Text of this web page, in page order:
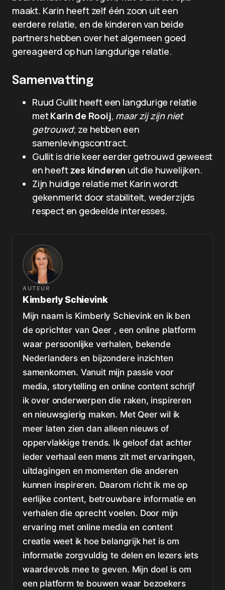
maakt. Karin heeft zelf één zoon uit een
eerdere relatie, en de kinderen van beide
partners hebben over het algemeen goed
gereageerd op hun langdurige relatie.
Samenvatting
Ruud Gullit heeft een langdurige relatie
metKarin de Rooij, maar zij zijn niet
getrouwd; ze hebben een
samenlevingscontract.
Gullit is drie keer eerder getrouwd geweest
en heeftzes kinderen uit die huwelijken.
Zijn huidige relatie met Karin wordt
gekenmerkt door stabiliteit, wederzijds
respect en gedeelde interesses.
AUTEUR
Kimberly Schievink
Mijn naam is Kimberly Schievink en ik ben
de oprichter van Qeer , een online platform
waar persoonlijke verhalen, bekende
Nederlanders en bijzondere inzichten
samenkomen. Vanuit mijn passie voor
media, storytelling en online content schrijf
ik over onderwerpen die raken, inspireren
en nieuwsgierig maken. Met Qeer wil ik
meer laten zien dan alleen nieuws of
oppervlakkige trends. Ik geloof dat achter
ieder verhaal een mens zit met ervaringen,
uitdagingen en momenten die anderen
kunnen inspireren. Daarom richt ik me op
eerlijke content, betrouwbare informatie en
verhalen die oprecht voelen. Door mijn
ervaring met online media en content
creatie weet ik hoe belangrijk het is om
informatie zorgvuldig te delen en lezers iets
waardevols mee te geven. Mijn doel is om
een platform te bouwen waar bezoekers